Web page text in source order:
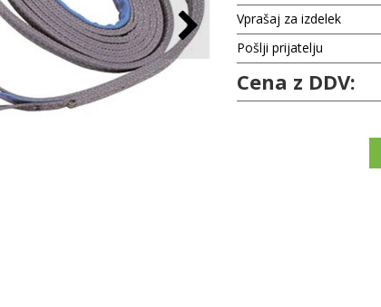
Vprašaj za izdelek
Pošlji prijatelju
Cena z DDV: